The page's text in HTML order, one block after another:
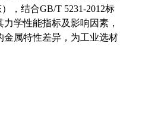
，结合GB/T 5231-2012标
学性能指标及影响因素，
金属特性差异，为工业选材